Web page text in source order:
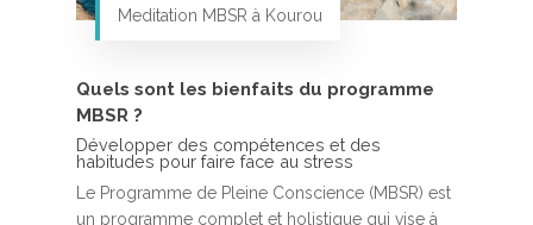
Meditation MBSR à Kourou
Quels sont les bienfaits du programme
MBSR ?
Développer des compétences et des
habitudes pour faire face au stress
Le Programme de Pleine Conscience (MBSR) est
un programme complet et holistique qui vise à